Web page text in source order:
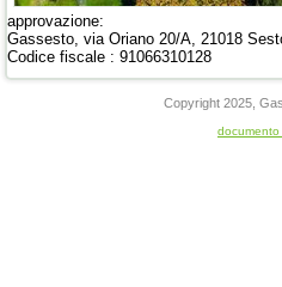
approvazione:
Gassesto, via Oriano 20/A, 21018
Codice fiscale : 91066310128
Copyright 2025,
documento